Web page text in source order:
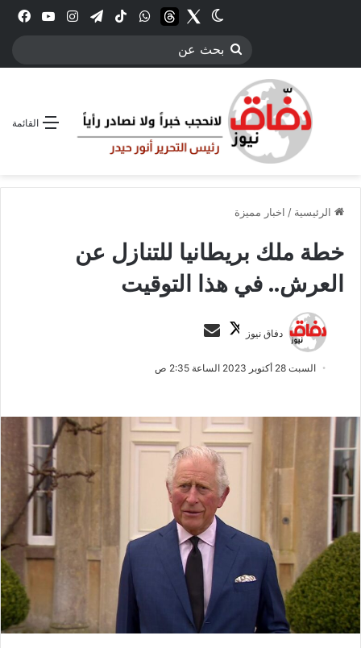
انستقرامتيلقرام‫TikTokواتسابthreadsTwitter
الوضع المظلم
بحث
القائمة
الرئيسية / اخبار مميزة
خطة ملك بريطانيا للتنازل عن
العرش.. في هذا التوقيت
دفاق نيوز
ت
ب
ل
ى
X
س
ر
ي
د
ا
إ
ل
ك
ت
ر
ي
السبت 28 أكتوبر 2023 الساعة 2:35 ص